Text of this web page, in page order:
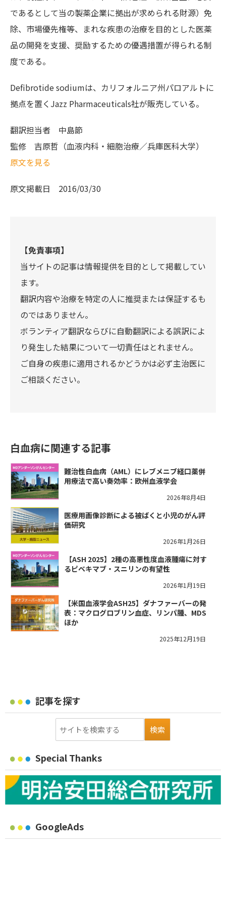
であるとして当の製薬企業に拠出が求められる財源）免
除、市場優先権等、まれな疾患の治療を目的とした医薬
品の開発を支援、奨励するための優遇措置が得られる制
度である。
Defibrotide sodiumは、カリフォルニア州パロアルトに
拠点を置くJazz Pharmaceuticals社が販売している。
翻訳担当者 中島節
監修 吉原哲（血液内科・細胞治療／兵庫医科大学）
原文を見る
原文掲載日 2016/03/30
【免責事項】
当サイトの記事は情報提供を目的として掲載してい
ます。
翻訳内容や治療を特定の人に推奨または保証するも
のではありません。
ボランティア翻訳ならびに自動翻訳による誤訳によ
り発生した結果について一切責任はとれません。
ご自身の疾患に適用されるかどうかは必ず主治医に
ご相談ください。
白血病に関連する記事
難治性白血病（AML）にレブメニブ経口薬併
用療法で高い奏効率：欧州血液学会
2026年8月4日
医療用画像診断による被ばくと小児のがん評
価研究
2026年1月26日
​【ASH 2025】2種の高悪性度血液腫瘍に対す
るピベキマブ・スニリンの有望性
2026年1月19日
【米国血液学会ASH25】ダナファーバーの発
表：マクログロブリン血症、リンパ腫、MDS
ほか
2025年12月19日
記事を探す
Special Thanks
GoogleAds